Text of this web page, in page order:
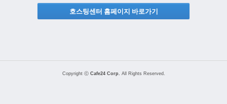
호스팅센터 홈페이지 바로가기
Copyright ⓒ Cafe24 Corp. All Rights Reserved.